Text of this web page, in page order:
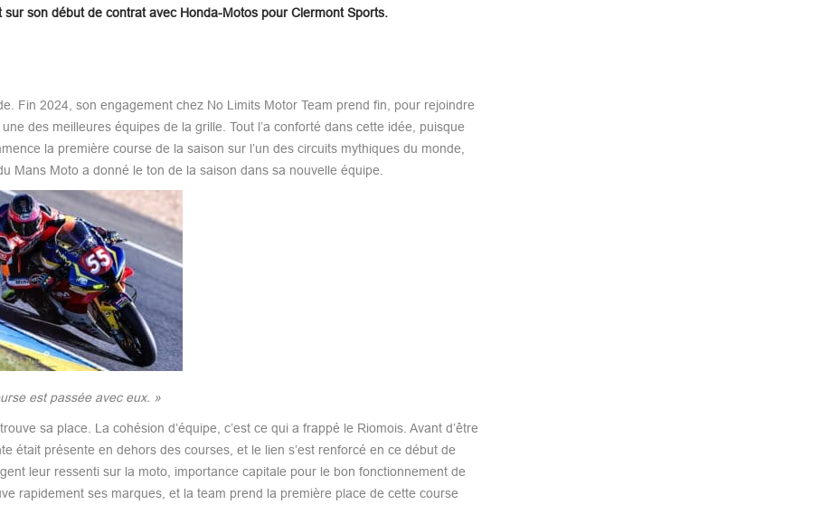
son début de contrat avec Honda-Motos pour Clermont Sports.
Fin 2024, son engagement chez No Limits Motor Team prend fin, pour rejoindre
des meilleures équipes de la grille. Tout l’a conforté dans cette idée, puisque
la première course de la saison sur l’un des circuits mythiques du monde,
Mans Moto a donné le ton de la saison dans sa nouvelle équipe.
est passée avec eux. »
sa place. La cohésion d’équipe, c’est ce qui a frappé le Riomois. Avant d’être
était présente en dehors des courses, et le lien s’est renforcé en ce début de
leur ressenti sur la moto, importance capitale pour le bon fonctionnement de
rapidement ses marques, et la team prend la première place de cette course